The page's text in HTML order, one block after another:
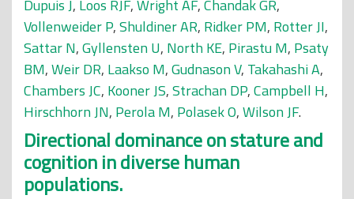
Dupuis J, Loos RJF,Wright AF,Chandak GR,
Vollenweider P,Shuldiner AR, Ridker PM, Rotter JI,
Sattar N,Gyllensten U, North KE, Pirastu M, Psaty
BM,Weir DR, Laakso M,Gudnason V, Takahashi A,
Chambers JC, Kooner JS,Strachan DP,Campbell H,
Hirschhorn JN, Perola M, Polasek O,Wilson JF.
Directional dominance on stature and
cognition in diverse human
populations.